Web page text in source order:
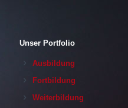
Unser Portfolio
Ausbildung
Fortbildung
Weiterbildung